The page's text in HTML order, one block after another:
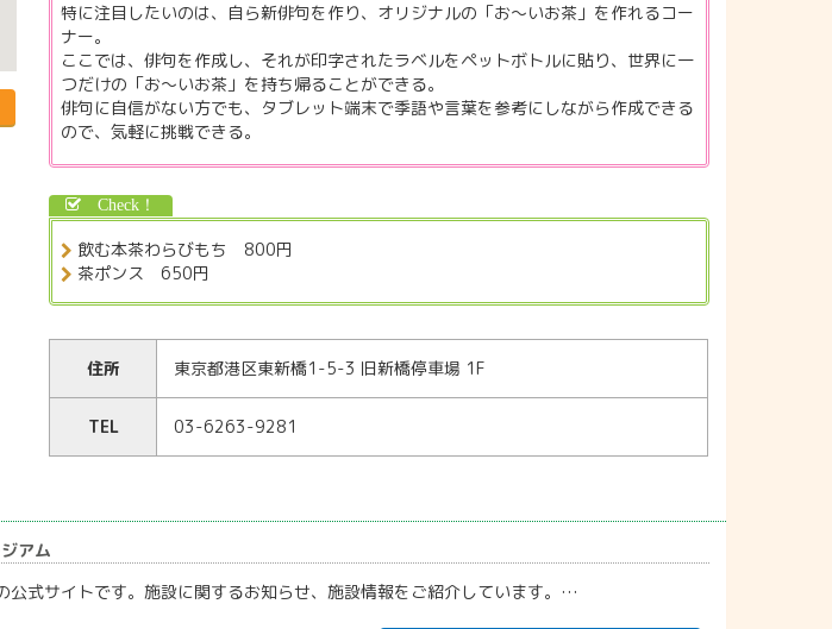
特に注目したいのは、自ら新俳句を作り、オリジナルの「お～いお茶」を作れるコー
ナー。
ここでは、俳句を作成し、それが印字されたラベルをペットボトルに貼り、世界に一
つだけの「お～いお茶」を持ち帰ることができる。
俳句に自信がない方でも、タブレット端末で季語や言葉を参考にしながら作成できる
ので、気軽に挑戦できる。
飲む本茶わらびもち 800円
茶ポンス 650円
住所 東京都港区東新橋1-5-3 旧新橋停車場 1F
TEL 03-6263-9281
アム
公式サイトです。施設に関するお知らせ、施設情報をご紹介しています。…